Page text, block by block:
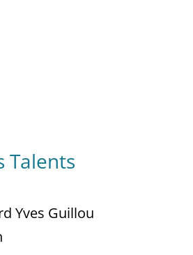
Talents
Yves Guillou